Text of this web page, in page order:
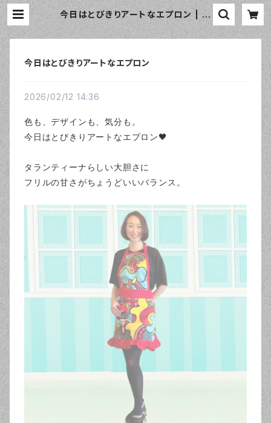
今日はとびきりアートなエプロン | お
しゃれなエプロン通販のamorico
（アモリコ）☆インポートエプロン専門
今日はとびきりアートなエプロン
2026/02/12 14:36
色も、デザインも、気分も。
今日はとびきりアートなエプロン🖤
タランティーナらしい大胆さに
フリルの甘さがちょうどいいバランス。